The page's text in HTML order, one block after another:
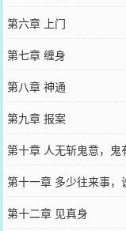
第六章 上门
第七章 缠身
第八章 神通
第九章 报案
第十章 人无斩鬼意，鬼
第十一章 多少往来事，
第十二章 见真身